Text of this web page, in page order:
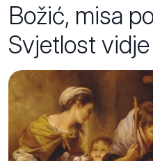
Božić, misa
Svjetlost